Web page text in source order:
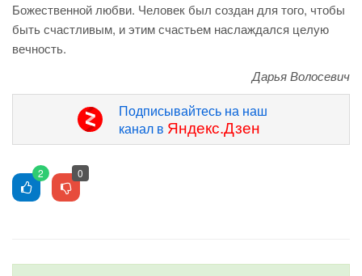
Божественной любви. Человек был создан для того, чтобы
быть счастливым, и этим счастьем наслаждался целую
вечность.
Дарья Волосевич
Подписывайтесь на наш
канал в Яндекс.Дзен
2 0